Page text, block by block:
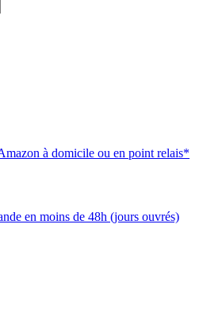
à domicile ou en point relais*
en moins de 48h (jours ouvrés)